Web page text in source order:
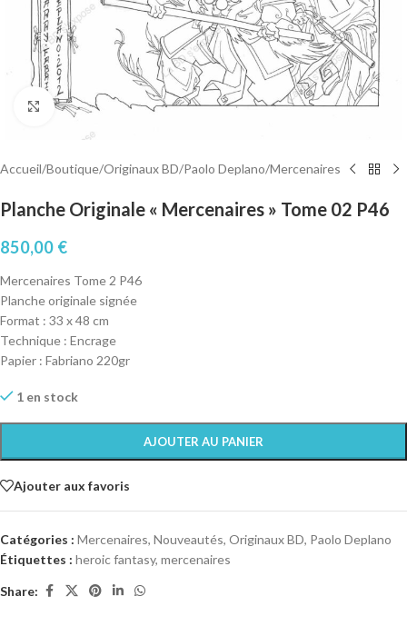
Cliquez pour agrandir
Accueil/Boutique/Originaux BD/Paolo Deplano/Mercenaires
Planche Originale « Mercenaires » Tome 02 P46
850,00 €
Mercenaires Tome 2 P46
Planche originale signée
Format : 33 x 48 cm
Technique : Encrage
Papier : Fabriano 220gr
1 en stock
AJOUTER AU PANIER
Ajouter aux favoris
Catégories : Mercenaires, Nouveautés, Originaux BD, Paolo Deplano
Étiquettes : heroic fantasy, mercenaires
Share: